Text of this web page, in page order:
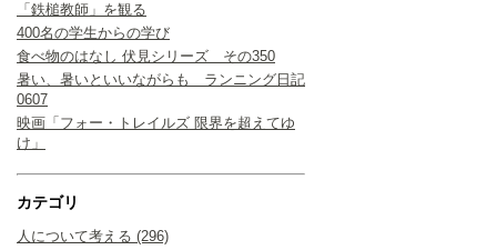
「鉄槌教師」を観る
400名の学生からの学び
食べ物のはなし 伏見シリーズ その350
暑い、暑いといいながらも ランニング日記
0607
映画「フォー・トレイルズ 限界を超えてゆ
け」
カテゴリ
人について考える (296)